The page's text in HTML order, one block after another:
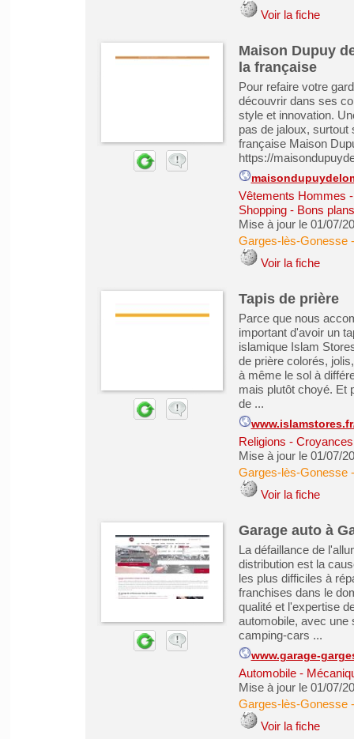
Voir la fiche
Maison Dupuy
la française
Pour refaire votre
découvrir dans ses
style et innovation.
pas de jaloux, surtout
française Maison
https://
Vêtements Hommes
Shopping - Bons
Mise à jour le 01/07/
Garges-lès-Gonesse
Voir la fiche
Tapis de prière
Parce que nous
important d'avoir un
islamique Islam
de prière colorés,
à même le sol à
mais plutôt choyé. Et
de ...
Religions -
Mise à jour le 01/07/
Garges-lès-Gonesse
Voir la fiche
Garage auto à
La défaillance de
distribution est la
les plus difficiles à
franchises dans le
qualité et l'expertise
automobile, avec une
camping-cars ...
www.garage-
Automobile -
Mise à jour le 01/07/
Garges-lès-Gonesse
Voir la fiche